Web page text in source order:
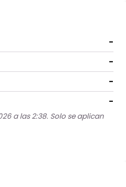
-
-
-
-
a las 2:38. Solo se aplican